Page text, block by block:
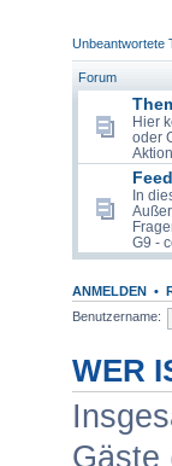
Unbeantwortete
Forum
Hier
oder
In
G9 -
ANMELDEN •
Benutzername:
WER
Gäste